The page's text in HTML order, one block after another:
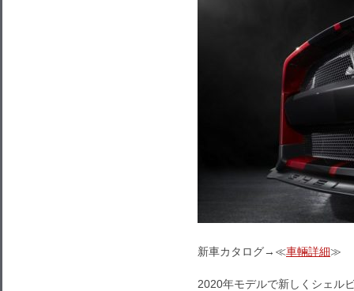
新車カタログ→≪車輛詳細≫
2020年モデルで新しくシェル